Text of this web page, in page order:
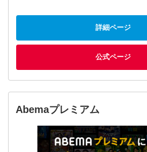
詳細ページ
公式ページ
Abemaプレミアム